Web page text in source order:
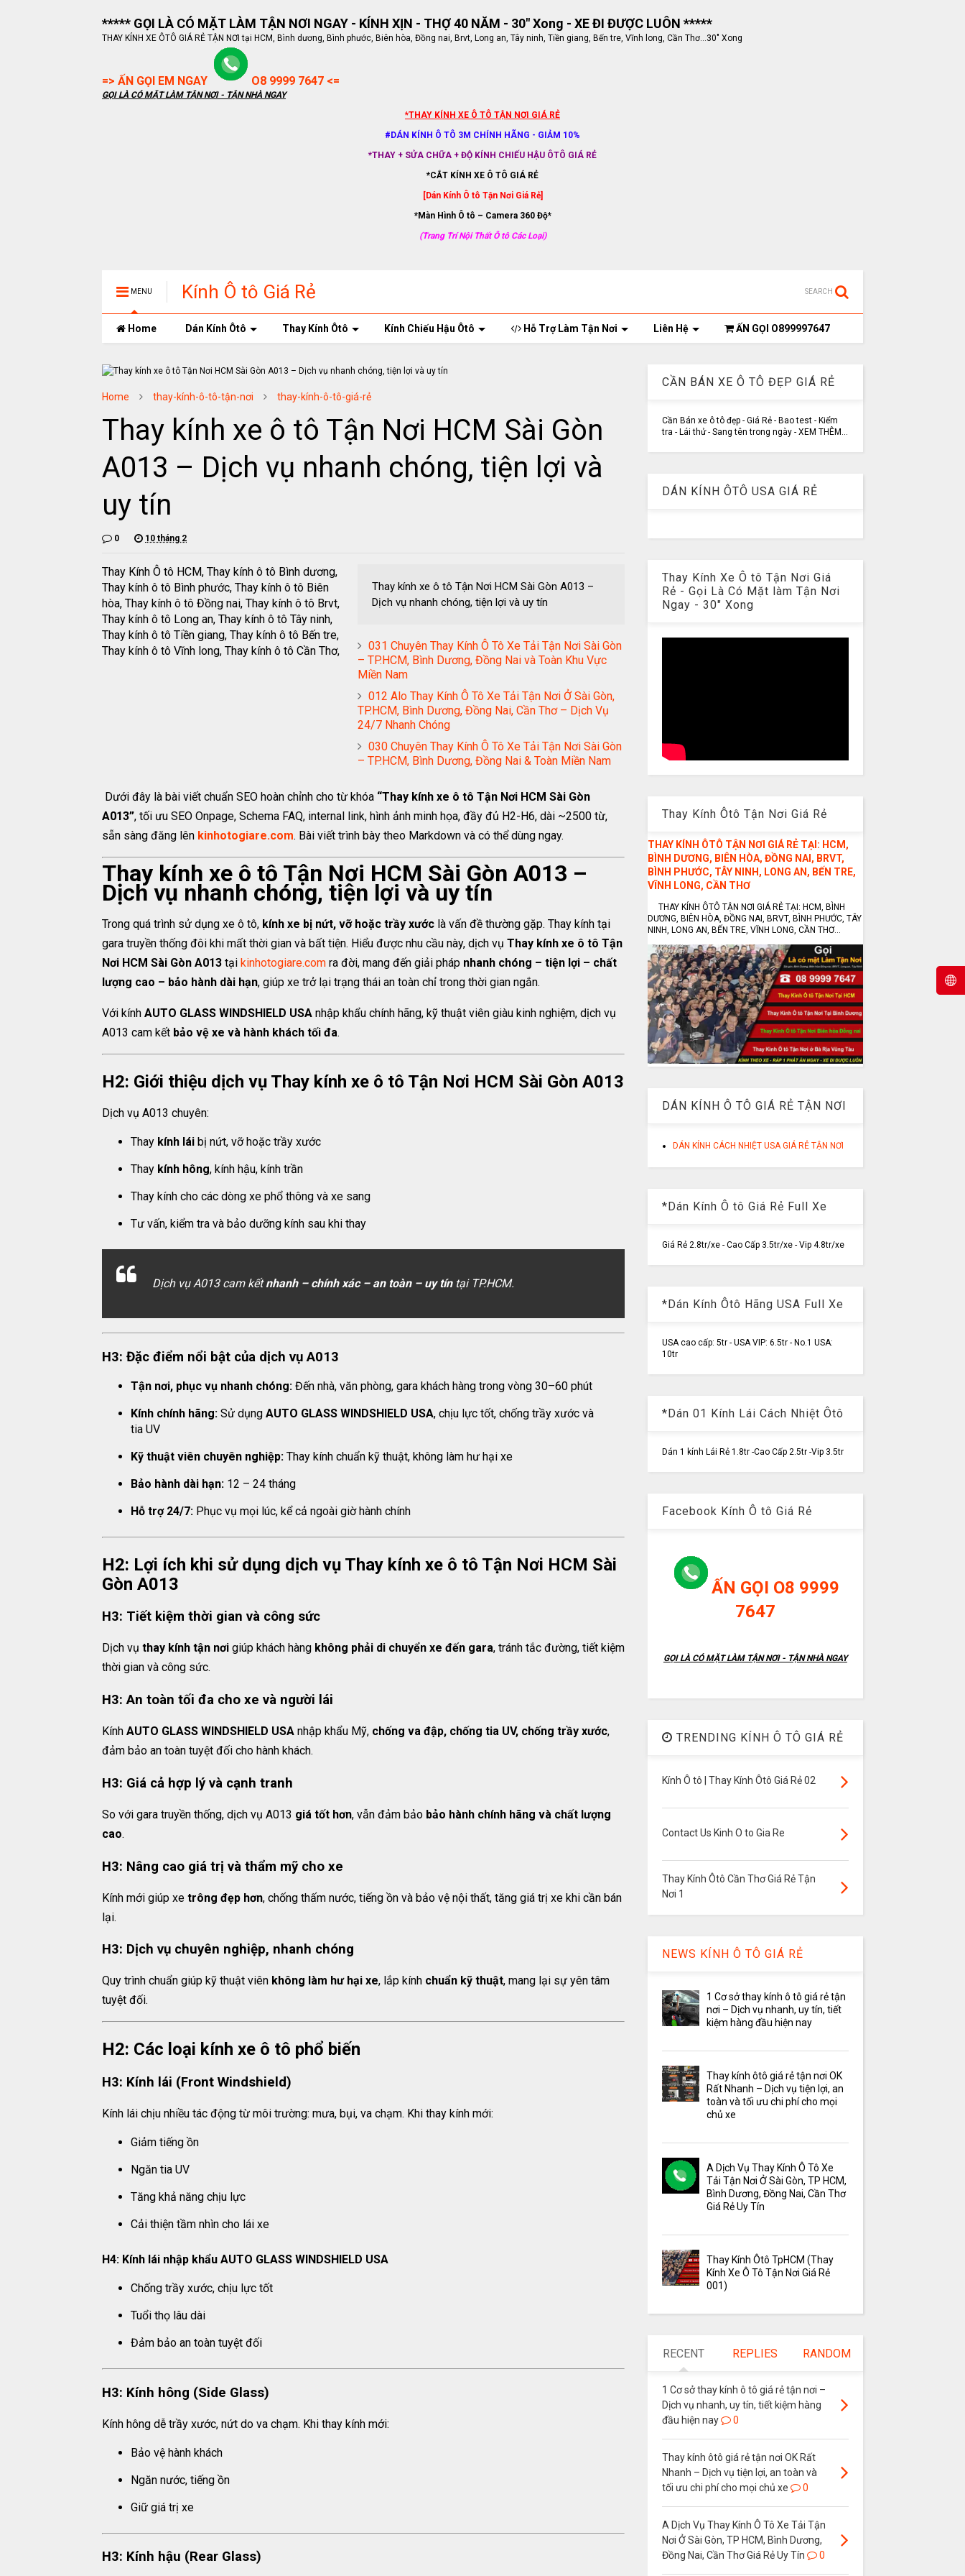
***** GỌI LÀ CÓ MẶT LÀM TẬN NƠI NGAY - KÍNH XỊN - THỢ 40 NĂM - 30" Xong - XE ĐI ĐƯỢC LUÔN *****
THAY KÍNH XE ÔTÔ GIÁ RẺ TẬN NƠI tại HCM, Bình dương, Bình phước, Biên hòa, Đồng nai, Brvt, Long an, Tây ninh, Tiền giang, Bến tre, Vĩnh long, Cần Thơ...30" Xong
=> ẤN GỌI EM NGAY O8 9999 7647 <=
GỌI LÀ CÓ MẶT LÀM TẬN NƠI - TẬN NHÀ NGAY
*THAY KÍNH XE Ô TÔ TẬN NƠI GIÁ RẺ
#DÁN KÍNH Ô TÔ 3M CHÍNH HÃNG - GIẢM 10%
*THAY + SỬA CHỮA + ĐỘ KÍNH CHIẾU HẬU ÔTÔ GIÁ RẺ
*CẮT KÍNH XE Ô TÔ GIÁ RẺ
[Dán Kính Ô tô Tận Nơi Giá Rẻ]
*Màn Hình Ô tô – Camera 360 Độ*
(Trang Trí Nội Thất Ô tô Các Loại)
MENU Kính Ô tô Giá Rẻ SEARCH
Home Dán Kính Ôtô Thay Kính Ôtô Kính Chiếu Hậu Ôtô Hỗ Trợ Làm Tận Nơi Liên Hệ ẤN GỌI O899997647
Home thay-kính-ô-tô-tận-nơi thay-kính-ô-tô-giá-rẻ
Thay kính xe ô tô Tận Nơi HCM Sài Gòn
A013 – Dịch vụ nhanh chóng, tiện lợi và
uy tín
0 10 tháng 2
Thay Kính Ô tô HCM, Thay kính ô tô Bình dương,
Thay kính ô tô Bình phước, Thay kính ô tô Biên
hòa, Thay kính ô tô Đồng nai, Thay kính ô tô Brvt,
Thay kính ô tô Long an, Thay kính ô tô Tây ninh,
Thay kính ô tô Tiền giang, Thay kính ô tô Bến tre,
Thay kính ô tô Vĩnh long, Thay kính ô tô Cần Thơ,
Thay kính xe ô tô Tận Nơi HCM Sài Gòn A013 –
Dịch vụ nhanh chóng, tiện lợi và uy tín
031 Chuyên Thay Kính Ô Tô Xe Tải Tận Nơi Sài Gòn
– TP.HCM, Bình Dương, Đồng Nai và Toàn Khu Vực
Miền Nam
012 Alo Thay Kính Ô Tô Xe Tải Tận Nơi Ở Sài Gòn,
TP.HCM, Bình Dương, Đồng Nai, Cần Thơ – Dịch Vụ
24/7 Nhanh Chóng
030 Chuyên Thay Kính Ô Tô Xe Tải Tận Nơi Sài Gòn
– TP.HCM, Bình Dương, Đồng Nai & Toàn Miền Nam
Dưới đây là bài viết chuẩn SEO hoàn chỉnh cho từ khóa “Thay kính xe ô tô Tận Nơi HCM Sài Gòn
A013”, tối ưu SEO Onpage, Schema FAQ, internal link, hình ảnh minh họa, đầy đủ H2-H6, dài ~2500 từ,
sẵn sàng đăng lên kinhotogiare.com. Bài viết trình bày theo Markdown và có thể dùng ngay.
Thay kính xe ô tô Tận Nơi HCM Sài Gòn A013 –
Dịch vụ nhanh chóng, tiện lợi và uy tín
Trong quá trình sử dụng xe ô tô, kính xe bị nứt, vỡ hoặc trầy xước là vấn đề thường gặp. Thay kính tại
gara truyền thống đôi khi mất thời gian và bất tiện. Hiểu được nhu cầu này, dịch vụ Thay kính xe ô tô Tận
Nơi HCM Sài Gòn A013 tại kinhotogiare.com ra đời, mang đến giải pháp nhanh chóng – tiện lợi – chất
lượng cao – bảo hành dài hạn, giúp xe trở lại trạng thái an toàn chỉ trong thời gian ngắn.
Với kính AUTO GLASS WINDSHIELD USA nhập khẩu chính hãng, kỹ thuật viên giàu kinh nghiệm, dịch vụ
A013 cam kết bảo vệ xe và hành khách tối đa.
H2: Giới thiệu dịch vụ Thay kính xe ô tô Tận Nơi HCM Sài Gòn A013
Dịch vụ A013 chuyên:
Thay kính lái bị nứt, vỡ hoặc trầy xước
Thay kính hông, kính hậu, kính trần
Thay kính cho các dòng xe phổ thông và xe sang
Tư vấn, kiểm tra và bảo dưỡng kính sau khi thay
Dịch vụ A013 cam kếtnhanh – chính xác – an toàn – uy tíntại TP.HCM.
H3: Đặc điểm nổi bật của dịch vụ A013
Tận nơi, phục vụ nhanh chóng: Đến nhà, văn phòng, gara khách hàng trong vòng 30–60 phút
Kính chính hãng: Sử dụng AUTO GLASS WINDSHIELD USA, chịu lực tốt, chống trầy xước và
tia UV
Kỹ thuật viên chuyên nghiệp: Thay kính chuẩn kỹ thuật, không làm hư hại xe
Bảo hành dài hạn: 12 – 24 tháng
Hỗ trợ 24/7: Phục vụ mọi lúc, kể cả ngoài giờ hành chính
H2: Lợi ích khi sử dụng dịch vụ Thay kính xe ô tô Tận Nơi HCM Sài
Gòn A013
H3: Tiết kiệm thời gian và công sức
Dịch vụ thay kính tận nơi giúp khách hàng không phải di chuyển xe đến gara, tránh tắc đường, tiết kiệm
thời gian và công sức.
H3: An toàn tối đa cho xe và người lái
Kính AUTO GLASS WINDSHIELD USA nhập khẩu Mỹ, chống va đập, chống tia UV, chống trầy xước,
đảm bảo an toàn tuyệt đối cho hành khách.
H3: Giá cả hợp lý và cạnh tranh
So với gara truyền thống, dịch vụ A013 giá tốt hơn, vẫn đảm bảo bảo hành chính hãng và chất lượng
cao.
H3: Nâng cao giá trị và thẩm mỹ cho xe
Kính mới giúp xe trông đẹp hơn, chống thấm nước, tiếng ồn và bảo vệ nội thất, tăng giá trị xe khi cần bán
lại.
H3: Dịch vụ chuyên nghiệp, nhanh chóng
Quy trình chuẩn giúp kỹ thuật viên không làm hư hại xe, lắp kính chuẩn kỹ thuật, mang lại sự yên tâm
tuyệt đối.
H2: Các loại kính xe ô tô phổ biến
H3: Kính lái (Front Windshield)
Kính lái chịu nhiều tác động từ môi trường: mưa, bụi, va chạm. Khi thay kính mới:
Giảm tiếng ồn
Ngăn tia UV
Tăng khả năng chịu lực
Cải thiện tầm nhìn cho lái xe
H4: Kính lái nhập khẩu AUTO GLASS WINDSHIELD USA
Chống trầy xước, chịu lực tốt
Tuổi thọ lâu dài
Đảm bảo an toàn tuyệt đối
H3: Kính hông (Side Glass)
Kính hông dễ trầy xước, nứt do va chạm. Khi thay kính mới:
Bảo vệ hành khách
Ngăn nước, tiếng ồn
Giữ giá trị xe
H3: Kính hậu (Rear Glass)
CẦN BÁN XE Ô TÔ ĐẸP GIÁ RẺ
Cần Bán xe ô tô đẹp - Giá Rẻ - Bao test - Kiểm
tra - Lái thử - Sang tên trong ngày - XEM THÊM...
DÁN KÍNH ÔTÔ USA GIÁ RẺ
Thay Kính Xe Ô tô Tận Nơi Giá
Rẻ - Gọi Là Có Mặt làm Tận Nơi
Ngay - 30" Xong
Thay Kính Ôtô Tận Nơi Giá Rẻ
THAY KÍNH ÔTÔ TẬN NƠI GIÁ RẺ TẠI: HCM,
BÌNH DƯƠNG, BIÊN HÒA, ĐỒNG NAI, BRVT,
BÌNH PHƯỚC, TÂY NINH, LONG AN, BẾN TRE,
VĨNH LONG, CẦN THƠ
THAY KÍNH ÔTÔ TẬN NƠI GIÁ RẺ TẠI: HCM, BÌNH
DƯƠNG, BIÊN HÒA, ĐỒNG NAI, BRVT, BÌNH PHƯỚC, TÂY
NINH, LONG AN, BẾN TRE, VĨNH LONG, CẦN THƠ...
DÁN KÍNH Ô TÔ GIÁ RẺ TẬN NƠI
DÁN KÍNH CÁCH NHIỆT USA GIÁ RẺ TẬN NƠI
*Dán Kính Ô tô Giá Rẻ Full Xe
Giá Rẻ 2.8tr/xe - Cao Cấp 3.5tr/xe - Vip 4.8tr/xe
*Dán Kính Ôtô Hãng USA Full Xe
USA cao cấp: 5tr - USA VIP: 6.5tr - No.1 USA:
10tr
*Dán 01 Kính Lái Cách Nhiệt Ôtô
Dán 1 kính Lái Rẻ 1.8tr -Cao Cấp 2.5tr -Vip 3.5tr
Facebook Kính Ô tô Giá Rẻ
ẤN GỌI O8 9999
7647
GỌI LÀ CÓ MẶT LÀM TẬN NƠI - TẬN NHÀ NGAY
TRENDING KÍNH Ô TÔ GIÁ RẺ
Kính Ô tô | Thay Kính Ôtô Giá Rẻ 02
Contact Us Kinh O to Gia Re
Thay Kính Ôtô Cần Thơ Giá Rẻ Tận
Nơi 1
NEWS KÍNH Ô TÔ GIÁ RẺ
1 Cơ sở thay kính ô tô giá rẻ tận
nơi – Dịch vụ nhanh, uy tín, tiết
kiệm hàng đầu hiện nay
Thay kính ôtô giá rẻ tận nơi OK
Rất Nhanh – Dịch vụ tiện lợi, an
toàn và tối ưu chi phí cho mọi
chủ xe
A Dịch Vụ Thay Kính Ô Tô Xe
Tải Tận Nơi Ở Sài Gòn, TP HCM,
Bình Dương, Đồng Nai, Cần Thơ
Giá Rẻ Uy Tín
Thay Kính Ôtô TpHCM (Thay
Kính Xe Ô Tô Tận Nơi Giá Rẻ
001)
RECENT REPLIES RANDOM
1 Cơ sở thay kính ô tô giá rẻ tận nơi –
Dịch vụ nhanh, uy tín, tiết kiệm hàng
đầu hiện nay
0
Thay kính ôtô giá rẻ tận nơi OK Rất
Nhanh – Dịch vụ tiện lợi, an toàn và
tối ưu chi phí cho mọi chủ xe
0
A Dịch Vụ Thay Kính Ô Tô Xe Tải Tận
Nơi Ở Sài Gòn, TP HCM, Bình Dương,
Đồng Nai, Cần Thơ Giá Rẻ Uy Tín
0